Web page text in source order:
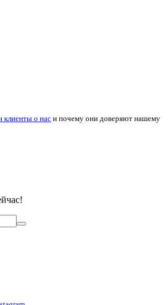
клиенты о нас и почему они доверяют нашему